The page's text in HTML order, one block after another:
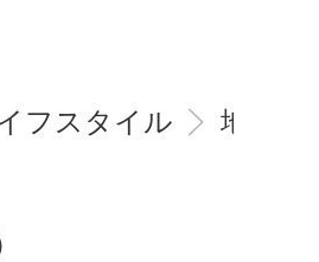
フスタイル 地域情